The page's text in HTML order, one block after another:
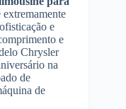
e
e
Chrysler
na
de
de